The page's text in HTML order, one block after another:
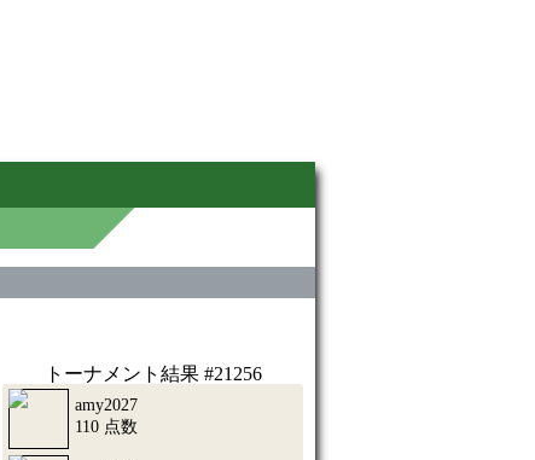
トーナメント結果 #21256
amy2027
110 点数